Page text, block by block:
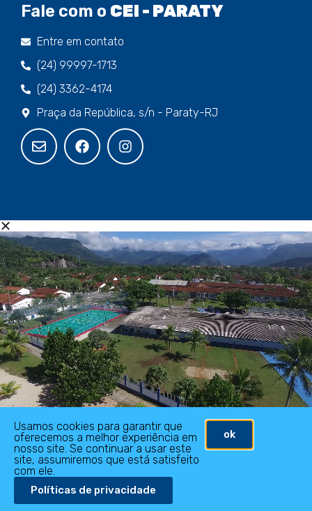
Fale com o CEI - PARATY
Entre em contato
(24) 99997-1713
(24) 3362-4174
Praça da República, s/n - Paraty-RJ
Usamos cookies para garantir que
oferecemos a melhor experiência em
nosso site. Se continuar a usar este
site, assumiremos que está satisfeito
com ele.
ok
Políticas de privacidade